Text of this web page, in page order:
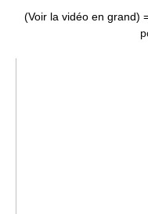
(Voir la vidéo en grand)